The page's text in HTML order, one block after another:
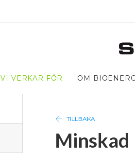
VI VERKAR FÖR OM
TILLBAKA